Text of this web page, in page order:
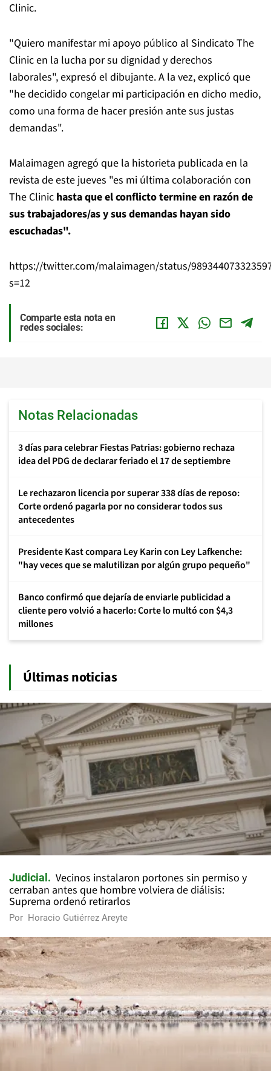
Clinic.
"Quiero manifestar mi apoyo público al Sindicato The
Clinic en la lucha por su dignidad y derechos
laborales", expresó el dibujante. A la vez, explicó que
"he decidido congelar mi participación en dicho medio,
como una forma de hacer presión ante sus justas
demandas".
Malaimagen agregó que la historieta publicada en la
revista de este jueves "es mi última colaboración con
The Clinic hasta que el conflicto termine en razón de
sus trabajadores/as y sus demandas hayan sido
escuchadas".
https://twitter.com/malaimagen/status/
s=12
Comparte esta nota en
redes sociales:
Notas Relacionadas
3 días para celebrar Fiestas Patrias: gobierno rechaza
idea del PDG de declarar feriado el 17 de septiembre
Le rechazaron licencia por superar 338 días de reposo:
Corte ordenó pagarla por no considerar todos sus
antecedentes
Presidente Kast compara Ley Karin con Ley Lafkenche:
"hay veces que se malutilizan por algún grupo pequeño"
Banco confirmó que dejaría de enviarle publicidad a
cliente pero volvió a hacerlo: Corte lo multó con $4,3
millones
Últimas noticias
Judicial
Vecinos instalaron portones sin permiso y
cerraban antes que hombre volviera de diálisis:
Suprema ordenó retirarlos
Por Horacio Gutiérrez Areyte